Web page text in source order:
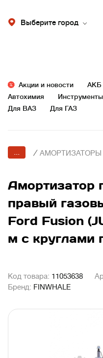
Выберите город
Акции и новости АКБ
Автохимия
Инструменты
Для ВАЗ
Для ГАЗ
... / АМОРТИЗАТОРЫ
Амортизатор
правый
Ford Fusion
м с круглами
Код товара: 11053638
Бренд: FINWHALE